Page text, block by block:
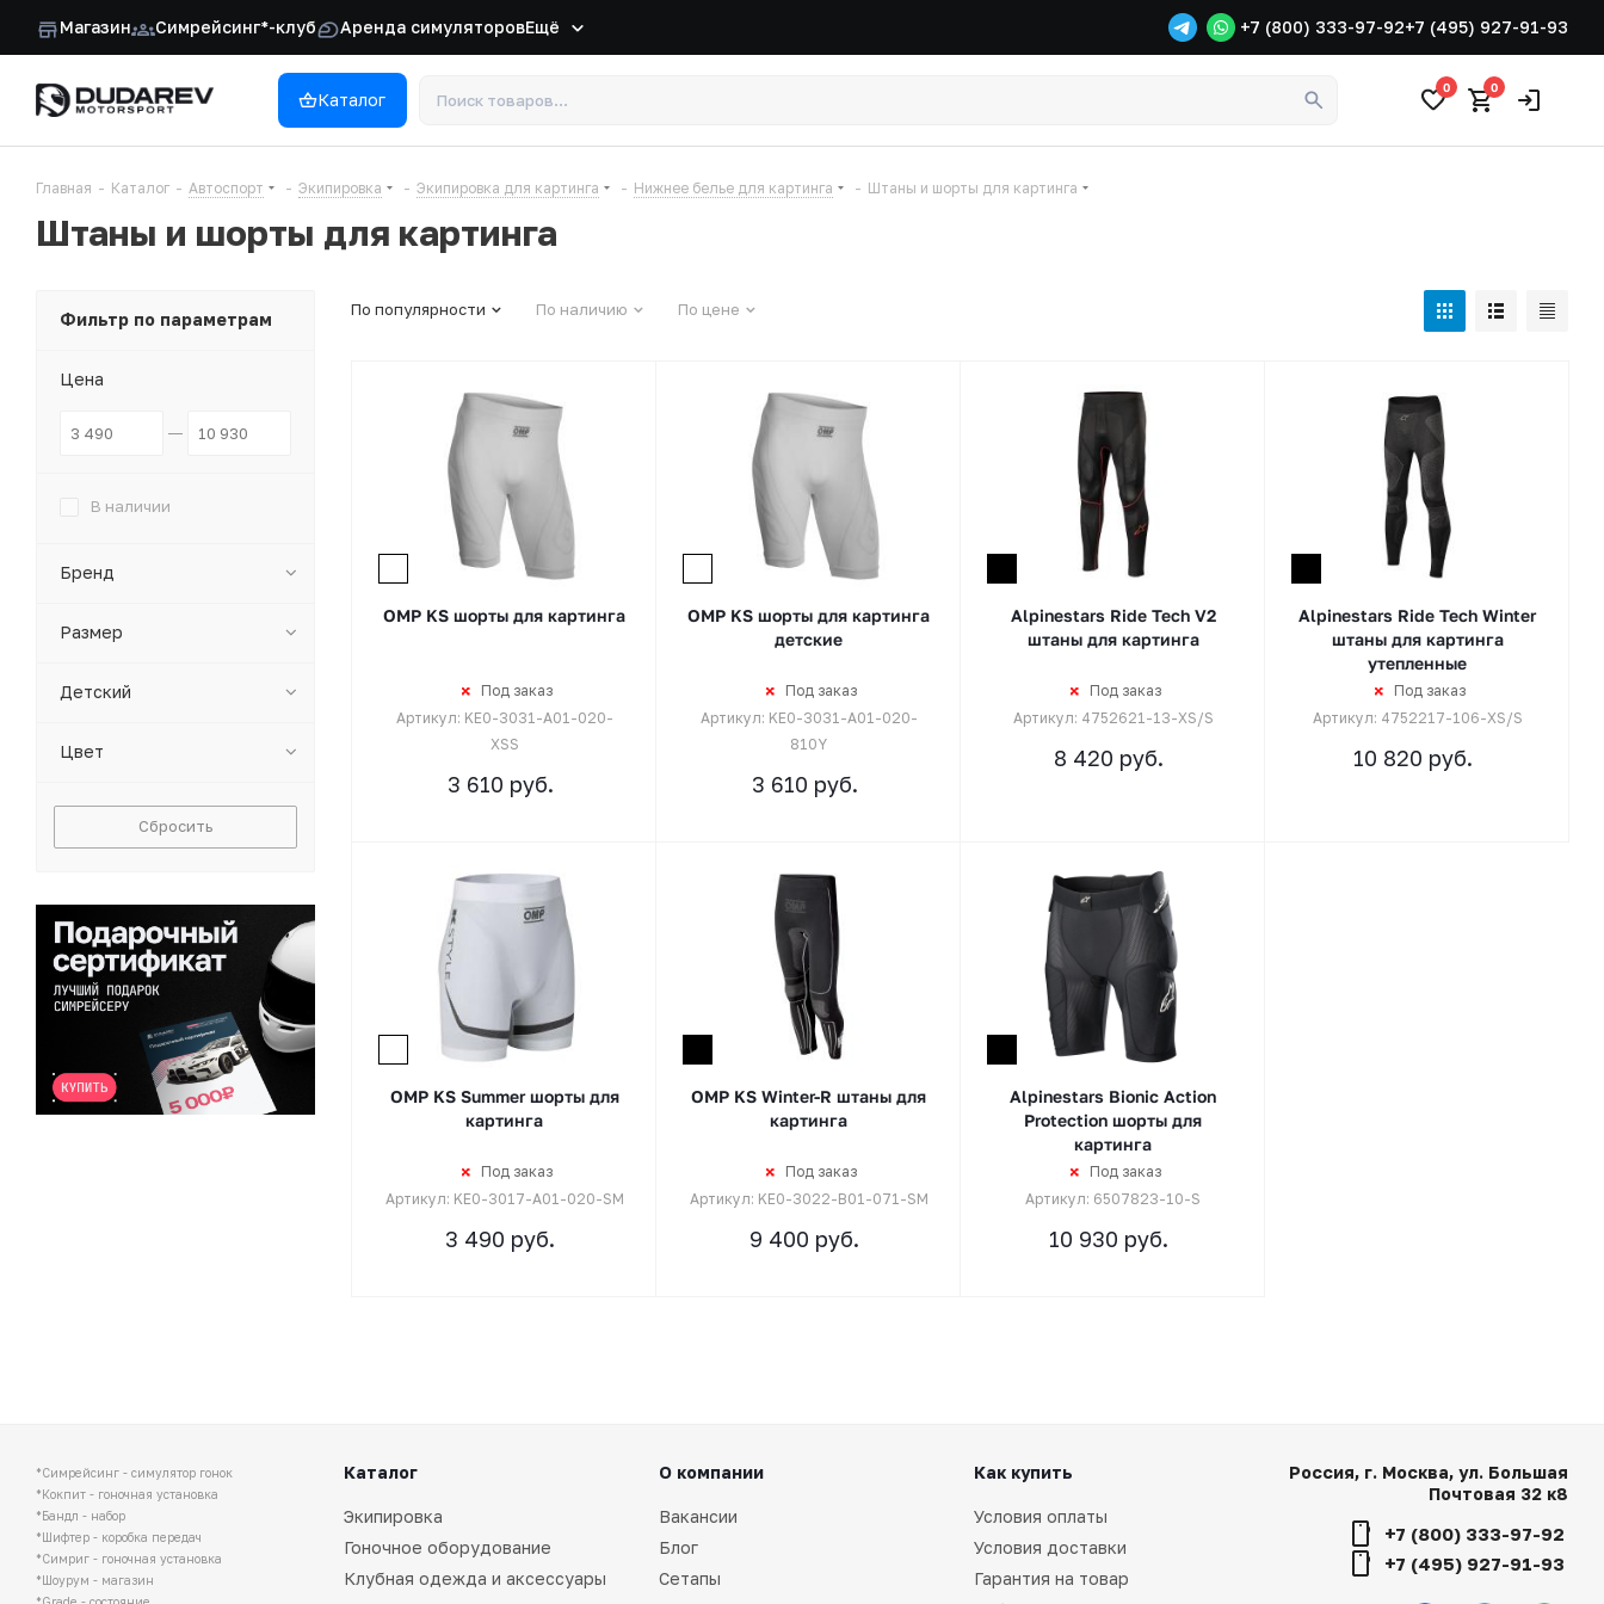
Магазин Симрейсинг*-клуб Аренда симуляторовЕщё +7 (800) 333-97-92+7 (495) 927-91-93
Каталог
0 0
Главная - Каталог - Автоспорт - Экипировка - Экипировка для картинга - Нижнее белье для картинга - Штаны и шорты для картинга
Штаны и шорты для картинга
По популярности По наличию По цене
OMP KS шорты для картинга
Под заказ
Артикул: KE0-3031-A01-020-
XSS
3 610 руб.
OMP KS шорты для картинга
детские
Под заказ
Артикул: KE0-3031-A01-020-
810Y
3 610 руб.
Alpinestars Ride Tech V2
штаны для картинга
Под заказ
Артикул: 4752621-13-XS/S
8 420 руб.
Alpinestars Ride Tech Winter
штаны для картинга
утепленные
Под заказ
Артикул: 4752217-106-XS/S
10 820 руб.
OMP KS Summer шорты для
картинга
Под заказ
Артикул: KE0-3017-A01-020-SM
3 490 руб.
OMP KS Winter-R штаны для
картинга
Под заказ
Артикул: KE0-3022-B01-071-SM
9 400 руб.
Alpinestars Bionic Action
Protection шорты для
картинга
Под заказ
Артикул: 6507823-10-S
10 930 руб.
Фильтр по параметрам
Цена
В наличии
Бренд
Размер
Детский
Цвет
Сбросить
*Симрейсинг - симулятор гонок
*Кокпит - гоночная установка
*Бандл - набор
*Шифтер - коробка передач
*Симриг - гоночная установка
*Шоурум - магазин
Каталог
Экипировка
Гоночное оборудование
Клубная одежда и аксессуары
О компании
Вакансии
Блог
Сетапы
Как купить
Условия оплаты
Условия доставки
Гарантия на товар
Россия, г. Москва, ул. Большая
Почтовая 32 к8
+7 (800) 333-97-92
+7 (495) 927-91-93